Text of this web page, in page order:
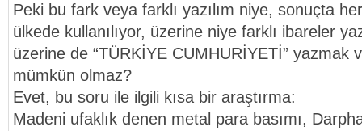
Peki bu fark veya farklı yazılım niye, sonuçta
ülkede kullanılıyor, üzerine niye farklı ibareler
üzerine de “TÜRKİYE CUMHURİYETİ” yazmak
mümkün olmaz?
Evet, bu soru ile ilgili kısa bir araştırma:
Madeni ufaklık denen metal para basımı,